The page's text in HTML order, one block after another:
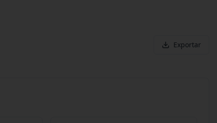
Exportar